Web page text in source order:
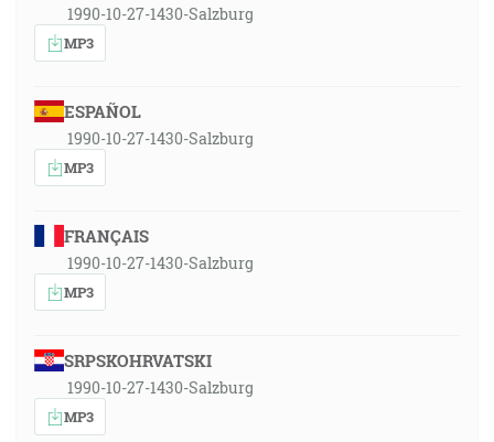
1990-10-27-1430-Salzburg
MP3
ESPAÑOL
1990-10-27-1430-Salzburg
MP3
FRANÇAIS
1990-10-27-1430-Salzburg
MP3
SRPSKOHRVATSKI
1990-10-27-1430-Salzburg
MP3